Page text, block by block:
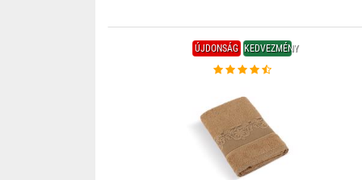
ÚJDONSÁG KEDVEZMÉNY